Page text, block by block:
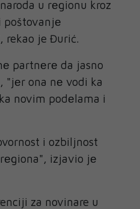
u rеgionu kroz
poštovanjе
rekao je Đurić.
partnеrе da jasno
"jеr ona nе vodi ka
novim podеlama i
i ozbiljnost
izjavio jе
za novinare u